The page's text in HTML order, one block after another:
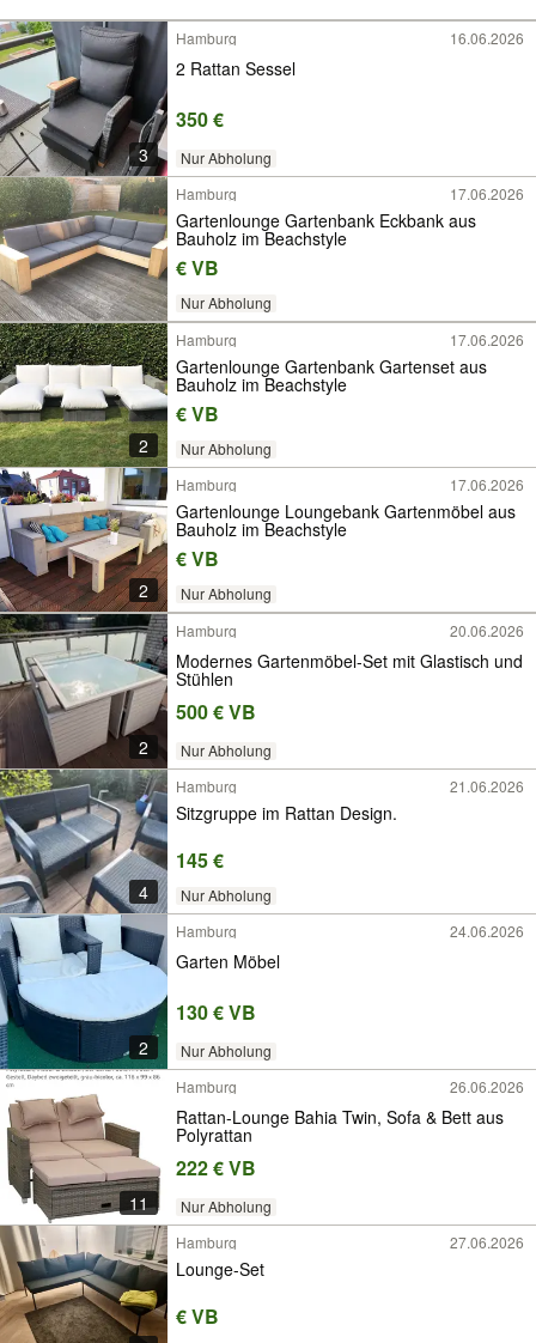
3
Hamburg 16.06.2026
2 Rattan Sessel
350 €
Nur Abholung
Hamburg
17.06.2026
Gartenlounge Gartenbank Eckbank aus
Bauholz im Beachstyle
€ VB
Nur Abholung
2
Hamburg 17.06.2026
Gartenlounge Gartenbank Gartenset aus
Bauholz im Beachstyle
€ VB
Nur Abholung
2
Hamburg 17.06.2026
Gartenlounge Loungebank Gartenmöbel aus
Bauholz im Beachstyle
€ VB
Nur Abholung
2
Hamburg 20.06.2026
Modernes Gartenmöbel-Set mit Glastisch und
Stühlen
500 € VB
Nur Abholung
4
Hamburg 21.06.2026
Sitzgruppe im Rattan Design.
145 €
Nur Abholung
2
Hamburg 24.06.2026
Garten Möbel
130 € VB
Nur Abholung
11
Hamburg 26.06.2026
Rattan-Lounge Bahia Twin, Sofa & Bett aus
Polyrattan
222 € VB
Nur Abholung
Hamburg 27.06.2026
Lounge-Set
€ VB